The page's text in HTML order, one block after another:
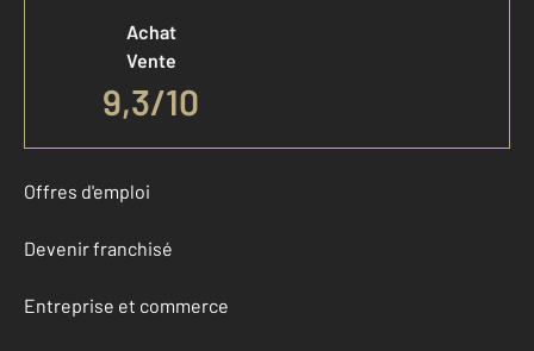
Achat
Vente
9,3/10
Offres d'emploi
Devenir franchisé
Entreprise et commerce